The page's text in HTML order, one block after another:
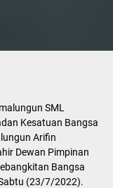
SML
Kesatuan Bangsa
Arifin
Dewan Pimpinan
Bangsa
(23/7/2022).